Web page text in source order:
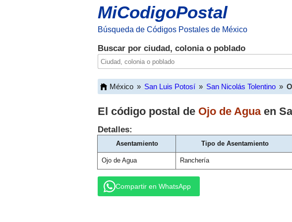
MiCodigoPostal
Búsqueda de Códigos Postales de México
Buscar por ciudad, colonia o poblado
México » San Luis Potosí » San Nicolás Tolentino »
El código postal de Ojo de Aguaen
Detalles:
Asentamiento Tipo de Asentamiento
Ojo de Agua Ranchería
Compartir en WhatsApp